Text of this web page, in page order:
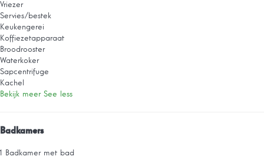
Vriezer
Servies/bestek
Keukengerei
Koffiezetapparaat
Broodrooster
Waterkoker
Sapcentrifuge
Kachel
Bekijk meer See less
Badkamers
1 Badkamer met bad